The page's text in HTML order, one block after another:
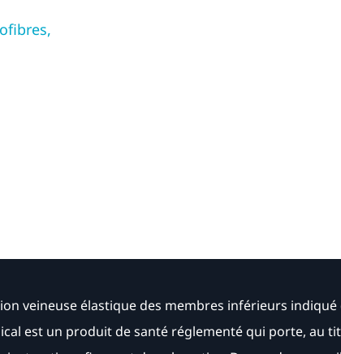
veineuse élastique des membres inférieurs indiqué
est un produit de santé réglementé qui porte, au